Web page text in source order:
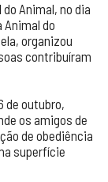
Animal, no dia
Animal do
organizou
contribuíram
de outubro,
os amigos de
de obediência
superfície